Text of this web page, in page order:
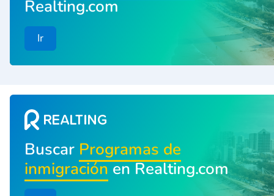
Realting.com
Ir
Buscar Programas de
inmigraciónen Realting.com